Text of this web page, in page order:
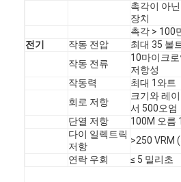
백라이트 멤브레인 스위치
그래픽 오버레이
의학 멤브레인 스위치
ESD 망막 스위치
촉각이 아
장치
촉각 > 100
전기
작동 전압
최대 35 볼
작동 전류
10마이크
저항성
작동력
최대 1와트
회로 저항
크기와 레
서 500오엄
단열 저항
100M 오름
다이 일렉트릭
저항
>250 VRM
연락 우회
≤ 5 밀리초